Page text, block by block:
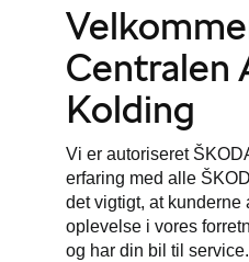
Centralen
Kolding
Vi er autoriseret
erfaring med alle
det vigtigt, at kunderne
oplevelse i vores
og har din bil til